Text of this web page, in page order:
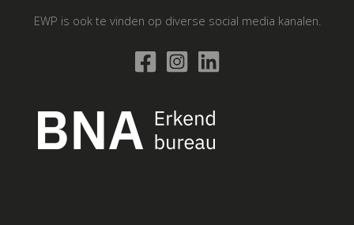
EWP is ook te vinden op diverse social media kanalen.